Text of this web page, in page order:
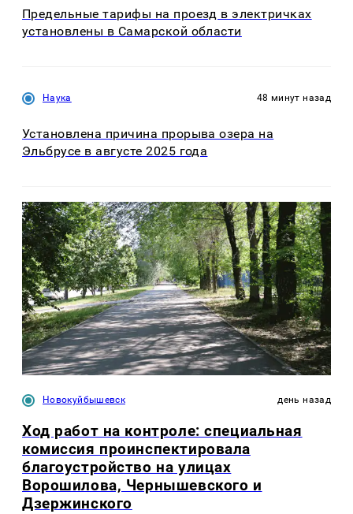
Предельные тарифы на проезд в электричках
установлены в Самарской области
Наука 48 минут назад
Установлена причина прорыва озера на
Эльбрусе в августе 2025 года
Новокуйбышевск день назад
Ход работ на контроле: специальная
комиссия проинспектировала
благоустройство на улицах
Ворошилова, Чернышевского и
Дзержинского